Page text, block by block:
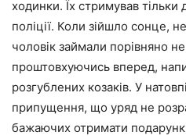
ходинки. Їх стримував
поліції. Коли зійшло сонце,
чоловік займали порівняно
проштовхуючись вперед,
розгублених козаків. У
припущення, що уряд не
бажаючих отримати